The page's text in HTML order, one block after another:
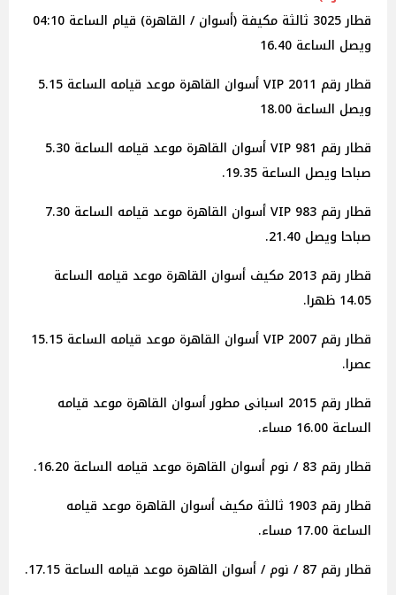
قطار 3025 ثالثة مكيفة (أسوان / القاهرة) قيام الساعة 04:10
ويصل الساعة 16.40
قطار رقم 2011 VIP أسوان القاهرة موعد قيامه الساعة 5.15
ويصل الساعة 18.00
قطار رقم 981 VIP أسوان القاهرة موعد قيامه الساعة 5.30
صباحا ويصل الساعة 19.35.
قطار رقم 983 VIP أسوان القاهرة موعد قيامه الساعة 7.30
صباحا ويصل 21.40.
قطار رقم 2013 مكيف أسوان القاهرة موعد قيامه الساعة
14.05 ظهرا.
قطار رقم 2007 VIP أسوان القاهرة موعد قيامه الساعة 15.15
عصرا.
قطار رقم 2015 اسبانى مطور أسوان القاهرة موعد قيامه
الساعة 16.00 مساء.
قطار رقم 83 / نوم أسوان القاهرة موعد قيامه الساعة 16.20.
قطار رقم 1903 ثالثة مكيف أسوان القاهرة موعد قيامه
الساعة 17.00 مساء.
قطار رقم 87 / نوم / أسوان القاهرة موعد قيامه الساعة 17.15.